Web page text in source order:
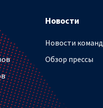
Новости
Новости команд
Обзор прессы